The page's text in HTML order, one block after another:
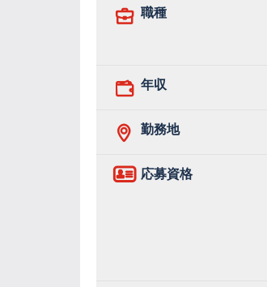
職種
年収
勤務地
応募資格